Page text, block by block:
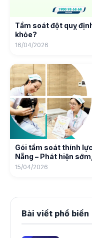
Tầm soát đột quỵ
khỏe?
16/04/2026
Gói tầm soát thính
Nẵng – Phát hiện
15/04/2026
Bài viết phổ biến